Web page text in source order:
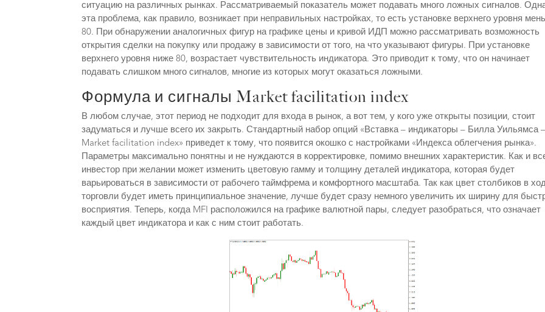
ситуацию на различных рынках. Рассматриваемый показатель может подавать много ложных сигналов.
эта проблема, как правило, возникает при неправильных настройках, то есть установке верхнего уровня
80. При обнаружении аналогичных фигур на графике цены и кривой ИДП можно рассматривать возможность
открытия сделки на покупку или продажу в зависимости от того, на что указывают фигуры. При установке
верхнего уровня ниже 80, возрастает чувствительность индикатора. Это приводит к тому, что он начинает
подавать слишком много сигналов, многие из которых могут оказаться ложными.
Формула и сигналы Market facilitation index
В любом случае, этот период не подходит для входа в рынок, а вот тем, у кого уже открыты позиции, стоит
задуматься и лучше всего их закрыть. Стандартный набор опций «Вставка – индикаторы – Билла Уильямса
Market facilitation index» приведет к тому, что появится окошко с настройками «Индекса облегчения рынка».
Параметры максимально понятны и не нуждаются в корректировке, помимо внешних характеристик. Как и
инвестор при желании может изменить цветовую гамму и толщину деталей индикатора, которая будет
варьироваться в зависимости от рабочего таймфрема и комфортного масштаба. Так как цвет столбиков в
торговли будет иметь принципиальное значение, лучше будет сразу немного увеличить их ширину для
восприятия. Теперь, когда MFI расположился на графике валютной пары, следует разобраться, что означает
каждый цвет индикатора и как с ним стоит работать.